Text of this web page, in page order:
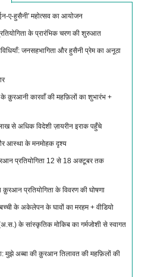
ए-हुसैनी' महोत्सव का आयोजन
के प्रारंभिक चरण की शुरुआत
जनसहभागिता और हुसैनी प्रेम का अनूठा
कारवाँ की महफ़िलों का शुभारंभ +
से अधिक विदेशी ज़ायरीन इराक पहुँचे
आस्था के मनमोहक दृश्य
प्रतियोगिता 12 से 18 अक्टूबर तक
प्रतियोगिता के विवरण की घोषणा
के अकेलेपन के घावों का मरहम + वीडियो
के सांस्कृतिक मोकिब का गर्मजोशी से स्वागत
मुझे अब्बा की क़ुरआन तिलावत की महफ़िलों की